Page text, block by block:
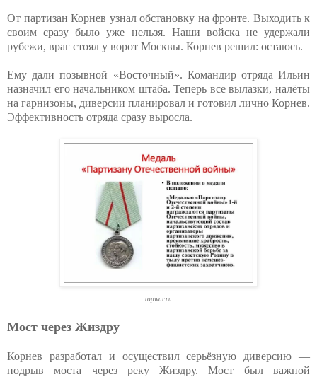
От партизан Корнев узнал обстановку на фронте. Выходить к
своим сразу было уже нельзя. Наши войска не удержали
рубежи, враг стоял у ворот Москвы. Корнев решил: остаюсь.
Ему дали позывной «Восточный». Командир отряда Ильин
назначил его начальником штаба. Теперь все вылазки, налёты
на гарнизоны, диверсии планировал и готовил лично Корнев.
Эффективность отряда сразу выросла.
topwar.ru
Мост через Жиздру
Корнев разработал и осуществил серьёзную диверсию —
подрыв моста через реку Жиздру. Мост был важной